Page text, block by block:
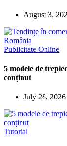
August 3,
Publicitate Online
5 modele de
conținut
July 28, 2026
Tutorial